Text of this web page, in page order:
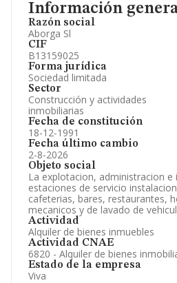
Información
Razón social
Aborga Sl
CIF
B13159025
Forma jurídica
Sociedad limitada
Sector
Construcción y actividades
inmobiliarias
Fecha de constitución
18-12-1991
Fecha último cambio
2-8-2026
Objeto social
La explotacion, administracion e
estaciones de servicio
cafeterias, bares, restaurantes,
mecanicos y de lavado de
Actividad
Alquiler de bienes inmuebles
Actividad CNAE
6820 - Alquiler de bienes
Estado de la empresa
Viva